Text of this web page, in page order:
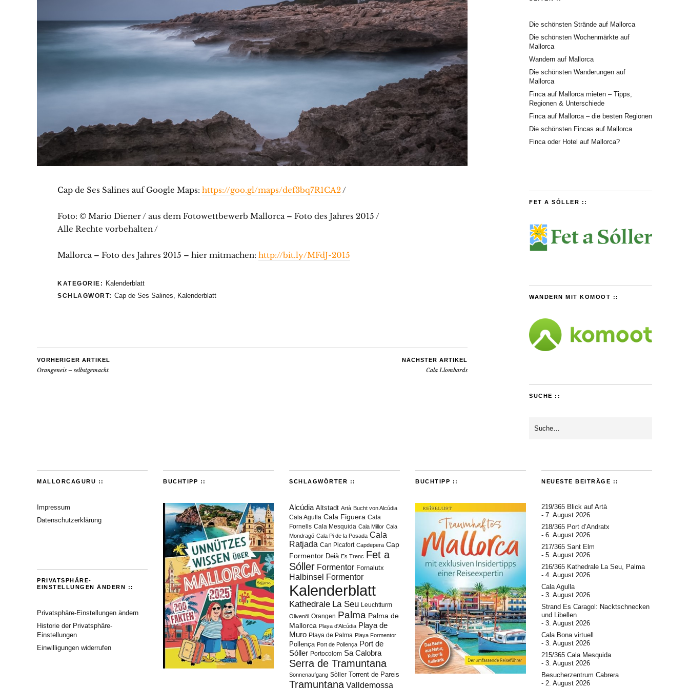
Cap de Ses Salines auf Google Maps: https://goo.gl/maps/def3bq7R1CA2/
Foto: © Mario Diener / aus dem Fotowettbewerb Mallorca – Foto des Jahres 2015 /
Alle Rechte vorbehalten /
Mallorca – Foto des Jahres 2015 – hier mitmachen: http://bit.ly/MFdJ-2015
KATEGORIE: Kalenderblatt
SCHLAGWORT: Cap de Ses Salines, Kalenderblatt
VORHERIGER ARTIKEL
Orangeneis – selbstgemacht
NÄCHSTER ARTIKEL
Cala Llombards
Die schönsten Strände auf Mallorca
Die schönsten Wochenmärkte auf
Mallorca
Wandern auf Mallorca
Die schönsten Wanderungen auf
Mallorca
Finca auf Mallorca mieten – Tipps,
Regionen & Unterschiede
Finca auf Mallorca – die besten Regionen
Die schönsten Fincas auf Mallorca
Finca oder Hotel auf Mallorca?
FET A SÓLLER ::
WANDERN MIT KOMOOT ::
SUCHE ::
MALLORCAGURU ::
Impressum
Datenschutzerklärung
PRIVATSPHÄRE-
EINSTELLUNGEN ÄNDERN ::
Privatsphäre-Einstellungen ändern
Historie der Privatsphäre-
Einstellungen
Einwilligungen widerrufen
BUCHTIPP :: SCHLAGWÖRTER ::
Alcúdia Altstadt Artà Bucht von Alcúdia
Cala Agulla Cala Figuera Cala
Fornells Cala Mesquida Cala Millor Cala
Mondragó Cala Pi de la Posada Cala
Ratjada Can Picafort Capdepera Cap
Formentor Deià Es Trenc Fet a
Sóller Formentor Fornalutx
Halbinsel Formentor
Kalenderblatt
Kathedrale La Seu Leuchtturm
Olivenöl Orangen Palma Palma de
Mallorca Playa d'Alcúdia Playa de
Muro Playa de Palma Playa Formentor
Pollença Port de Pollença Port de
Sóller Portocolom Sa Calobra
Serra de Tramuntana
Sonnenaufgang Sòller Torrent de Pareis
Tramuntana Valldemossa
BUCHTIPP :: NEUESTE BEITRÄGE ::
219/365 Blick auf Artà
7. August 2026
218/365 Port d’Andratx
6. August 2026
217/365 Sant Elm
5. August 2026
216/365 Kathedrale La Seu, Palma
4. August 2026
Cala Agulla
3. August 2026
Strand Es Caragol: Nacktschnecken
und Libellen
3. August 2026
Cala Bona virtuell
3. August 2026
215/365 Cala Mesquida
3. August 2026
Besucherzentrum Cabrera
2. August 2026